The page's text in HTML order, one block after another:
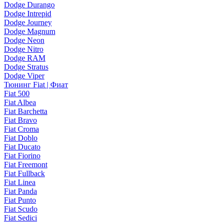
Dodge Durango
Dodge Intrepid
Dodge Journey
Dodge Magnum
Dodge Neon
Dodge Nitro
Dodge RAM
Dodge Stratus
Dodge Viper
Тюнинг Fiat | Фиат
Fiat 500
Fiat Albea
Fiat Barchetta
Fiat Bravo
Fiat Croma
Fiat Doblo
Fiat Ducato
Fiat Fiorino
Fiat Freemont
Fiat Fullback
Fiat Linea
Fiat Panda
Fiat Punto
Fiat Scudo
Fiat Sedici